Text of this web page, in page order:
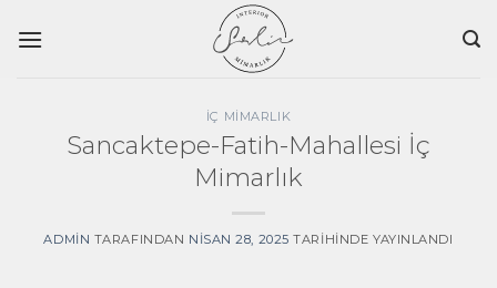
atla
İÇ MIMARLIK
Sancaktepe-Fatih-Mahallesi İç
Mimarlık
ADMIN TARAFINDAN NISAN 28, 2025 TARIHINDE YAYINLANDI